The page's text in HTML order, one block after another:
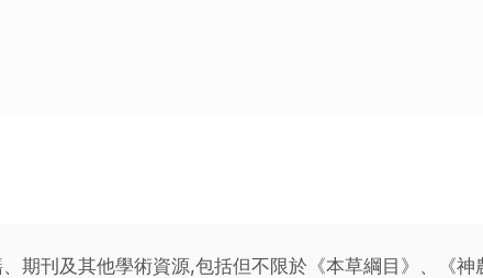
期刊及其他學術資源,包括但不限於《本草綱目》、《神